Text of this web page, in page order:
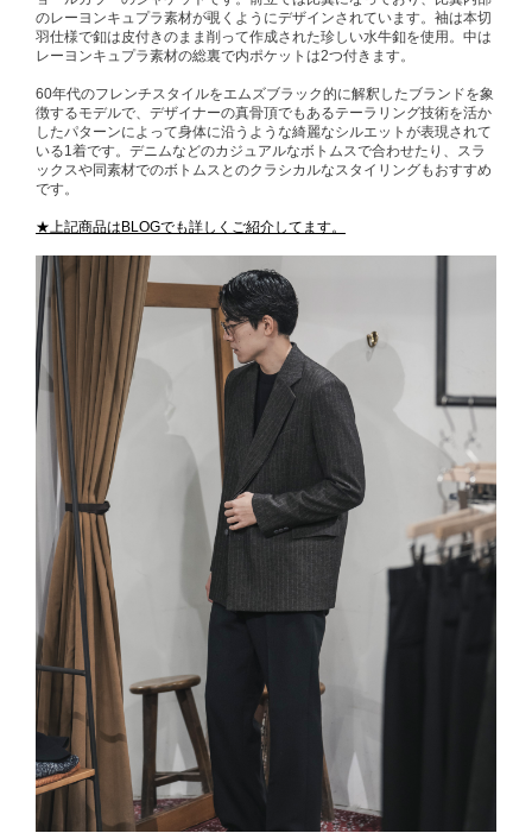
のレーヨンキュプラ素材が覗くようにデザインされています。袖は本切
羽仕様で釦は皮付きのまま削って作成された珍しい水牛釦を使用。中は
レーヨンキュプラ素材の総裏で内ポケットは2つ付きます。
60年代のフレンチスタイルをエムズブラック的に解釈したブランドを象
徴するモデルで、デザイナーの真骨頂でもあるテーラリング技術を活か
したパターンによって身体に沿うような綺麗なシルエットが表現されて
いる1着です。デニムなどのカジュアルなボトムスで合わせたり、スラ
ックスや同素材でのボトムスとのクラシカルなスタイリングもおすすめ
です。
★上記商品はBLOGでも詳しくご紹介してます。